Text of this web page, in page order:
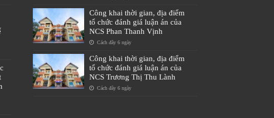
Công khai thời gian, địa điểm
tổ chức đánh giá luận án của
NCS Phan Thanh Vịnh
Cách đây 6 ngày
Công khai thời gian, địa điểm
tổ chức đánh giá luận án của
NCS Trương Thị Thu Lành
Cách đây 6 ngày